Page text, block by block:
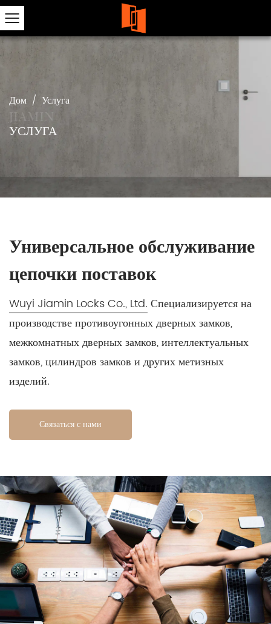
Дом / Услуга
УСЛУГА
Универсальное обслуживание
цепочки поставок
Wuyi Jiamin Locks Co., Ltd. Специализируется на
производстве противоугонных дверных замков,
межкомнатных дверных замков, интеллектуальных
замков, цилиндров замков и других метизных
изделий.
Связаться с нами